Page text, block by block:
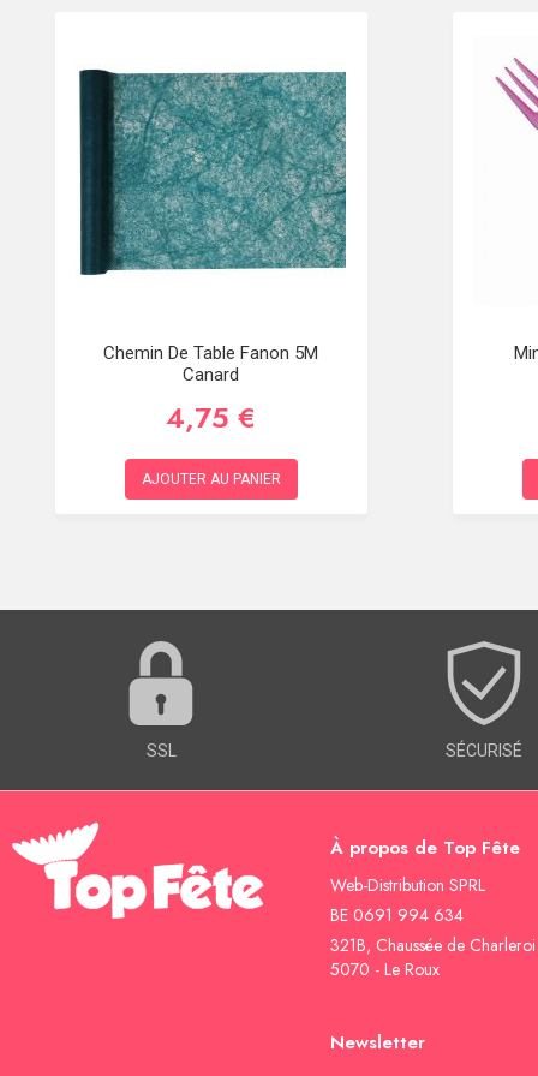
Chemin De Table Fanon 5M
Canard
4,75 €
AJOUTER AU PANIER
SSL SÉCURISÉ
À propos de Top Fête
Web-Distribution SPRL
BE 0691 994 634
321B, Chaussée de Charleroi
5070 - Le Roux
Newsletter